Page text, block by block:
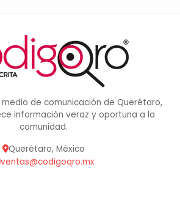
medio de comunicación de Querétaro,
información veraz y oportuna a la
comunidad.
Querétaro, México
ventas@codigoqro.mx